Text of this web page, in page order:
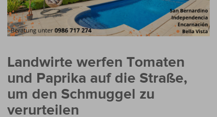
Landwirte werfen Tomaten
und Paprika auf die Straße,
um den Schmuggel zu
verurteilen